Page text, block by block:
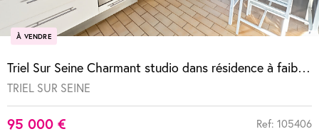
À VENDRE
Triel Sur Seine Charmant studio dans résidence à faibles charges
TRIEL SUR SEINE
95 000 € Ref: 105406